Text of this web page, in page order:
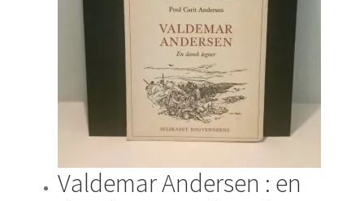
Valdemar Andersen : en